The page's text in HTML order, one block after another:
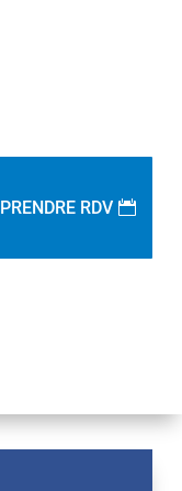
PRENDRE RDV